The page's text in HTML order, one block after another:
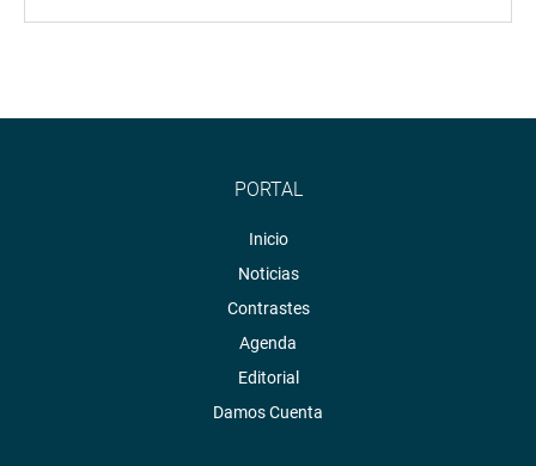
PORTAL
Inicio
Noticias
Contrastes
Agenda
Editorial
Damos Cuenta